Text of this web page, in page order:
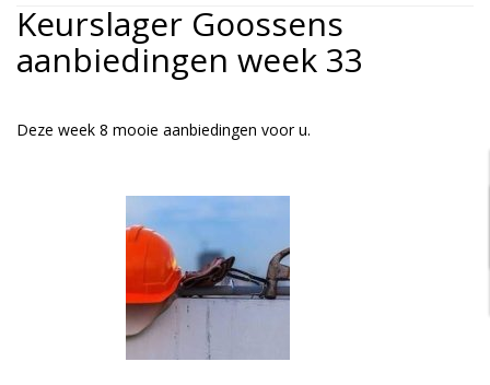
Keurslager Goossens
aanbiedingen week 33
Deze week 8 mooie aanbiedingen voor u.